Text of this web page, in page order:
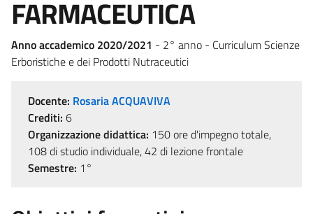
FARMACEUTICA
Anno accademico 2020/2021 - 2° anno - Curriculum Scienze
Erboristiche e dei Prodotti Nutraceutici
Docente: Rosaria ACQUAVIVA
Crediti: 6
Organizzazione didattica: 150 ore d'impegno totale,
108 di studio individuale, 42 di lezione frontale
Semestre: 1°